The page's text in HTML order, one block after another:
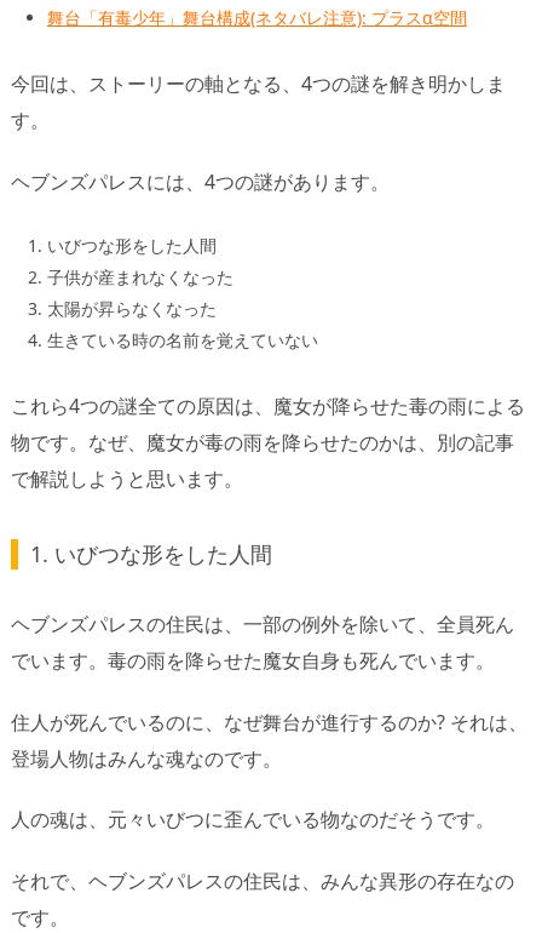
舞台「有毒少年」舞台構成(ネタバレ注意): プラスα空間
今回は、ストーリーの軸となる、4つの謎を解き明かしま
す。
ヘブンズパレスには、4つの謎があります。
いびつな形をした人間
子供が産まれなくなった
太陽が昇らなくなった
生きている時の名前を覚えていない
これら4つの謎全ての原因は、魔女が降らせた毒の雨による
物です。なぜ、魔女が毒の雨を降らせたのかは、別の記事
で解説しようと思います。
1. いびつな形をした人間
ヘブンズパレスの住民は、一部の例外を除いて、全員死ん
でいます。毒の雨を降らせた魔女自身も死んでいます。
住人が死んでいるのに、なぜ舞台が進行するのか? それは、
登場人物はみんな魂なのです。
人の魂は、元々いびつに歪んでいる物なのだそうです。
それで、ヘブンズパレスの住民は、みんな異形の存在なの
です。